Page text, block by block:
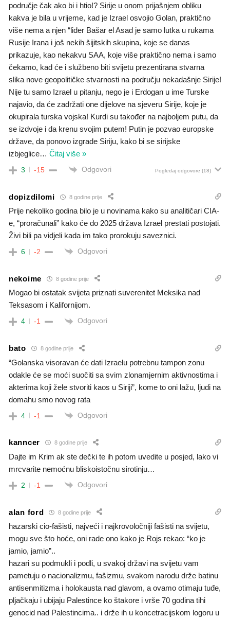
područje čak ako bi i htio!? Sirije u onom prijašnjem obliku
kakva je bila u vrijeme, kad je Izrael osvojio Golan, praktično
više nema a njen “lider Bašar el Asad je samo lutka u rukama
Rusije Irana i još nekih šijitskih skupina, koje se danas
prikazuje, kao nekakvu SAA, koje više praktično nema i samo
čekamo, kad će i službeno biti svijetu prezentirana stvarna
slika nove geopolitičke stvarnosti na području nekadašnje Sirije!
Nije tu samo Izrael u pitanju, nego je i Erdogan u ime Turske
najavio, da će zadržati one dijelove na sjeveru Sirije, koje je
okupirala turska vojska! Kurdi su također na najboljem putu, da
se izdvoje i da krenu svojim putem! Putin je pozvao europske
države, da ponovo izgrade Siriju, kako bi se sirijske
izbjeglice… Čitaj više »
3 -15 Odgovori Pogledaj odgovore (18)
dopizdilomi 8 godine prije
Prije nekoliko godina bilo je u novinama kako su analitičari CIA-
e, “proračunali” kako će do 2025 država Izrael prestati postojati.
Živi bili pa vidjeli kada im tako prorokuju saveznici.
6 -2 Odgovori
nekoime 8 godine prije
Mogao bi ostatak svijeta priznati suverenitet Meksika nad
Teksasom i Kalifornijom.
4 -1 Odgovori
bato 8 godine prije
“Golanska visoravan će dati Izraelu potrebnu tampon zonu
odakle će se moći suočiti sa svim zlonamjernim aktivnostima i
akterima koji žele stvoriti kaos u Siriji”, kome to oni lažu, ljudi na
domahu smo novog rata
4 -1 Odgovori
kanncer 8 godine prije
Dajte im Krim ak ste dečki te ih potom uvedite u posjed, lako vi
mrcvarite nemoćnu bliskoistočnu sirotinju…
2 -1 Odgovori
alan ford 8 godine prije
hazarski cio-fašisti, najveći i najkrovoločniji fašisti na svijetu,
mogu sve što hoće, oni rade ono kako je Rojs rekao: “ko je
jamio, jamio”..
hazari su podmukli i podli, u svakoj državi na svijetu vam
pametuju o nacionalizmu, fašizmu, svakom narodu drže batinu
antisenmitizma i holokausta nad glavom, a ovamo otimaju tuđe,
pljačkaju i ubijaju Palestince ko štakore i vrše 70 godina tihi
genocid nad Palestincima.. i drže ih u koncetracijskom logoru u